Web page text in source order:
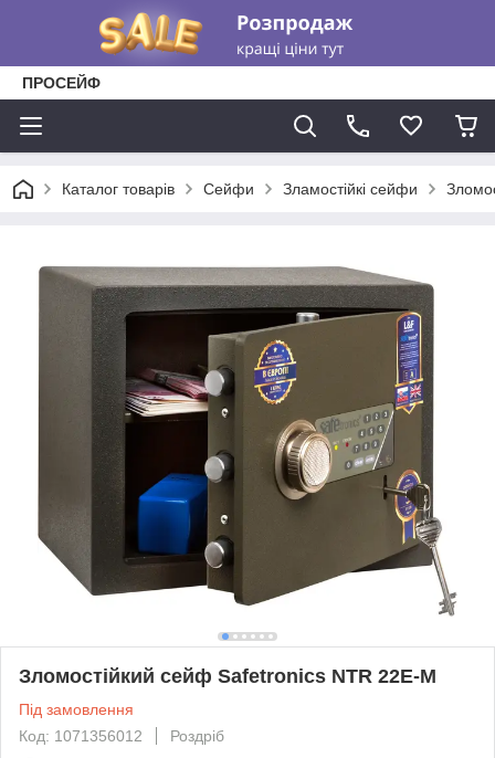
ПРОСЕЙФ
Каталог товарів Сейфи Зламостійкі сейфи
Зломостійкий сейф Safetronics NTR 22E-M
Під замовлення
Код: 1071356012
Роздріб